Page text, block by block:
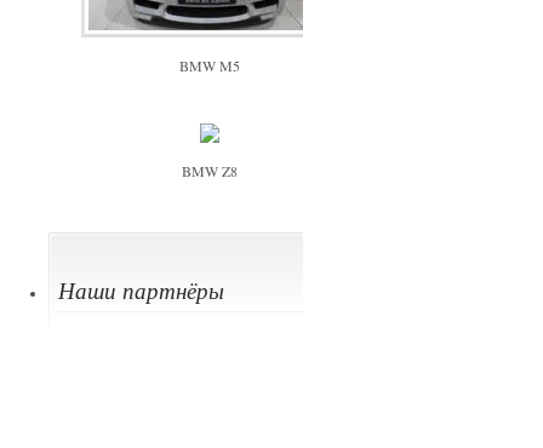
BMW M5
BMW Z8
Наши партнёры